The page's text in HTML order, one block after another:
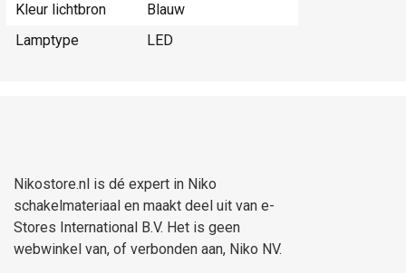
Kleur lichtbron
Blauw
Lamptype
LED
Nikostore.nl is dé expert in Niko
schakelmateriaal en maakt deel uit van e-
Stores International B.V. Het is geen
webwinkel van, of verbonden aan, Niko NV.